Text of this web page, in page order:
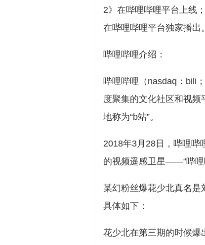
2》在哔哩哔哩平台上线
在哔哩哔哩平台独家播出。
哔哩哔哩介绍：
哔哩哔哩（nasdaq：bili
度聚集的文化社区和视
地称为“b站”。
2018年3月28日，哔哩哔
的视频遥感卫星——“哔哩
某幻粉丝爆花少北真名是
具体如下：
花少北在第三期的时候爆